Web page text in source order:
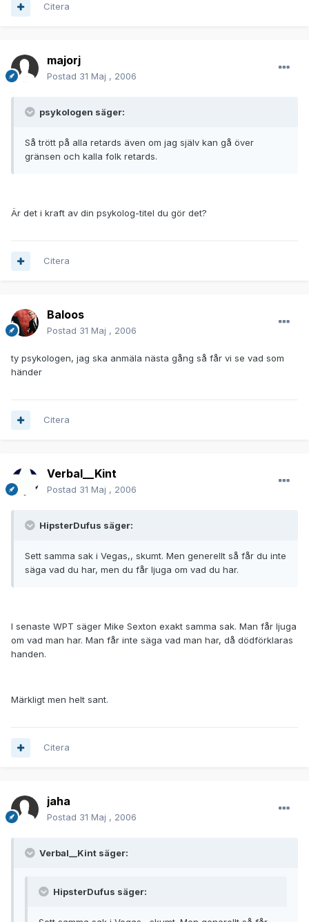
Citera
majorj
Postad 31 Maj , 2006
psykologen säger:
Så trött på alla retards även om jag själv kan gå över
gränsen och kalla folk retards.
Är det i kraft av din psykolog-titel du gör det?
Citera
Baloos
Postad 31 Maj , 2006
ty psykologen, jag ska anmäla nästa gång så får vi se vad som
händer
Citera
Verbal__Kint
Postad 31 Maj , 2006
HipsterDufus säger:
Sett samma sak i Vegas,, skumt. Men generellt så får du inte
säga vad du har, men du får ljuga om vad du har.
I senaste WPT säger Mike Sexton exakt samma sak. Man får ljuga
om vad man har. Man får inte säga vad man har, då dödförklaras
handen.
Märkligt men helt sant.
Citera
jaha
Postad 31 Maj , 2006
Verbal__Kint säger:
HipsterDufus säger: